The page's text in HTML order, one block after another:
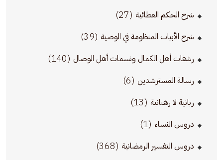
شرح الحكم العطائية (27)
شرح الأبيات المنظومة في الوصية (39)
رشفات أهل الكمال ونسمات أهل الوصال (140)
رسالة المسترشدين (6)
ربانية لا رهبانية (13)
دروس النساء (1)
دروس التفسير الرمضانية (368)